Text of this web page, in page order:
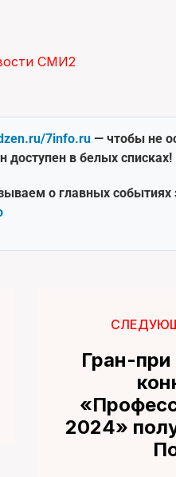
СМИ2
7info.ru — чтобы не
в белых списках!
о главных событиях
Гран-при
2024»